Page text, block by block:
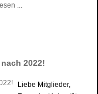
...
2022!
Liebe Mitglieder,